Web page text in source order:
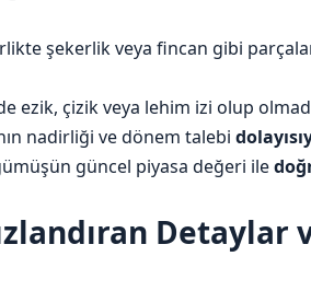
şekerlik veya fincan gibi
ezik, çizik veya lehim izi olup
nadirliği ve dönem talebi
güncel piyasa değeri ile
Detaylar